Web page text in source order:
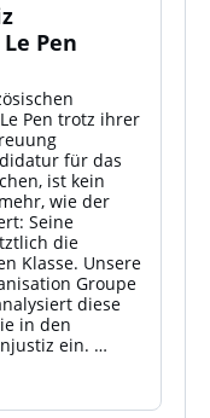
Pen
Pen trotz ihrer
für das
ist kein
wie der
Seine
die
Klasse. Unsere
Groupe
diese
in den
ein. …